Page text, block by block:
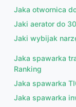
Jaka otwornica
Jaki aerator do
Jaki wybijak
Jaka spawarka
Ranking
Jaka spawarka
Jaka spawarka